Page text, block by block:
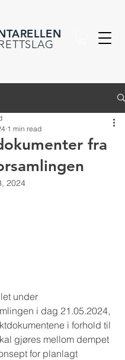
fra
1 min read
2024
under
i dag 21.05.2024,
i forhold til
gjøres mellom dempet
for planlagt